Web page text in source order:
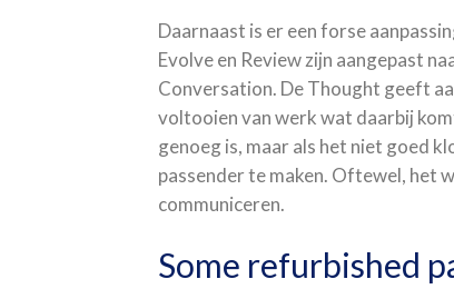
Daarnaast is er een forse
Evolve en Review zijn aangepast
Conversation. De Thought geeft
voltooien van werk wat daarbij
genoeg is, maar als het niet goed
passender te maken. Oftewel, het
communiceren.
Some refurbished